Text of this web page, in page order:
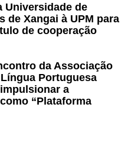
Universidade de
de Xangai à UPM para
de cooperação
da Associação
Portuguesa
a
“Plataforma